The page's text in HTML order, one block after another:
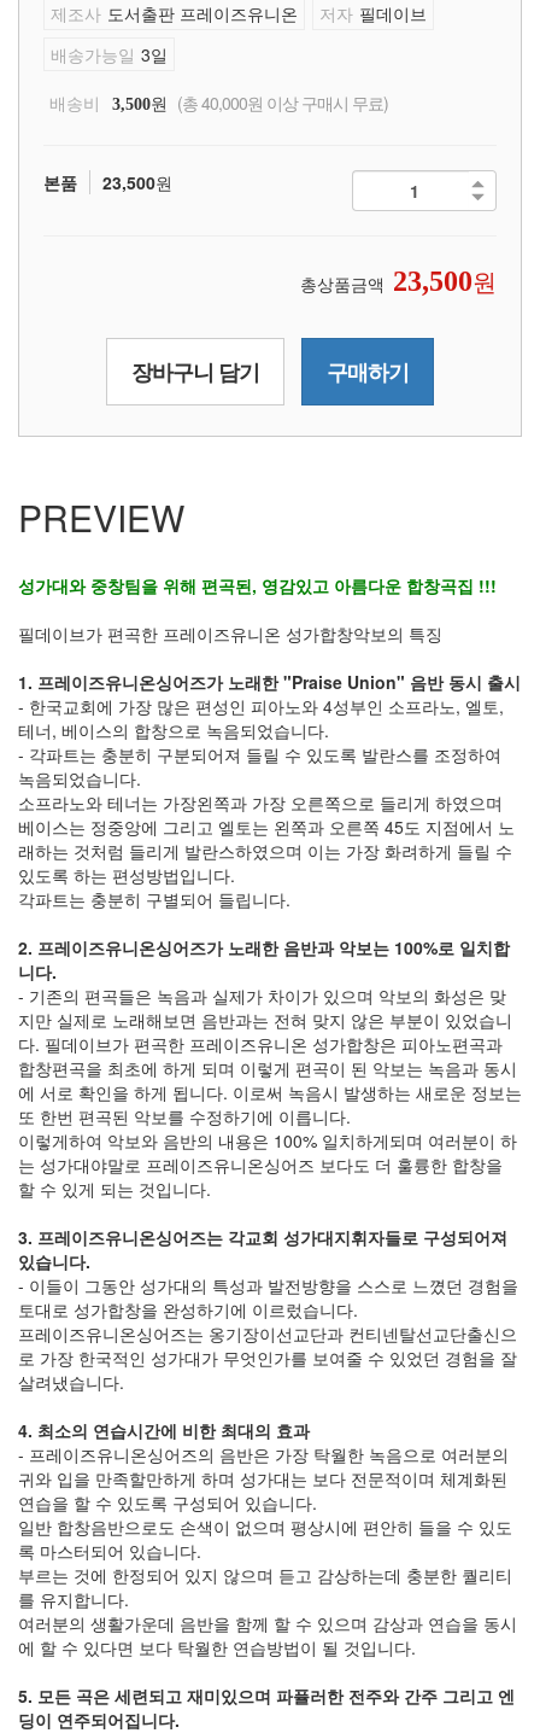
제조사 도서출판 프레이즈유니온 저자 필데이브
배송가능일 3일
배송비
3,500원 (총 40,000원 이상 구매시 무료)
본품 23,500원
총상품금액 23,500원
장바구니 담기 구매하기
PREVIEW
성가대와 중창팀을 위해 편곡된, 영감있고 아름다운 합창곡집 !!!
필데이브가 편곡한 프레이즈유니온 성가합창악보의 특징
1. 프레이즈유니온싱어즈가 노래한 "Praise Union" 음반 동시 출시
- 한국교회에 가장 많은 편성인 피아노와 4성부인 소프라노, 엘토,
테너, 베이스의 합창으로 녹음되었습니다.
- 각파트는 충분히 구분되어져 들릴 수 있도록 발란스를 조정하여
녹음되었습니다.
소프라노와 테너는 가장왼쪽과 가장 오른쪽으로 들리게 하였으며
베이스는 정중앙에 그리고 엘토는 왼쪽과 오른쪽 45도 지점에서 노
래하는 것처럼 들리게 발란스하였으며 이는 가장 화려하게 들릴 수
있도록 하는 편성방법입니다.
각파트는 충분히 구별되어 들립니다.
2. 프레이즈유니온싱어즈가 노래한 음반과 악보는 100%로 일치합
니다.
- 기존의 편곡들은 녹음과 실제가 차이가 있으며 악보의 화성은 맞
지만 실제로 노래해보면 음반과는 전혀 맞지 않은 부분이 있었습니
다. 필데이브가 편곡한 프레이즈유니온 성가합창은 피아노편곡과
합창편곡을 최초에 하게 되며 이렇게 편곡이 된 악보는 녹음과 동시
에 서로 확인을 하게 됩니다. 이로써 녹음시 발생하는 새로운 정보는
또 한번 편곡된 악보를 수정하기에 이릅니다.
이렇게하여 악보와 음반의 내용은 100% 일치하게되며 여러분이 하
는 성가대야말로 프레이즈유니온싱어즈 보다도 더 훌륭한 합창을
할 수 있게 되는 것입니다.
3. 프레이즈유니온싱어즈는 각교회 성가대지휘자들로 구성되어져
있습니다.
- 이들이 그동안 성가대의 특성과 발전방향을 스스로 느꼈던 경험을
토대로 성가합창을 완성하기에 이르렀습니다.
프레이즈유니온싱어즈는 옹기장이선교단과 컨티넨탈선교단출신으
로 가장 한국적인 성가대가 무엇인가를 보여줄 수 있었던 경험을 잘
살려냈습니다.
4. 최소의 연습시간에 비한 최대의 효과
- 프레이즈유니온싱어즈의 음반은 가장 탁월한 녹음으로 여러분의
귀와 입을 만족할만하게 하며 성가대는 보다 전문적이며 체계화된
연습을 할 수 있도록 구성되어 있습니다.
일반 합창음반으로도 손색이 없으며 평상시에 편안히 들을 수 있도
록 마스터되어 있습니다.
부르는 것에 한정되어 있지 않으며 듣고 감상하는데 충분한 퀄리티
를 유지합니다.
여러분의 생활가운데 음반을 함께 할 수 있으며 감상과 연습을 동시
에 할 수 있다면 보다 탁월한 연습방법이 될 것입니다.
5. 모든 곡은 세련되고 재미있으며 파퓰러한 전주와 간주 그리고 엔
딩이 연주되어집니다.